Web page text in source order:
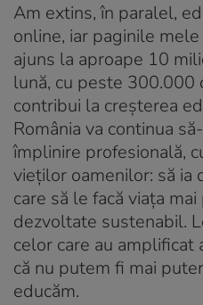
Am extins, în paralel,
online, iar paginile
ajuns la aproape 10
lună, cu peste 300.000
contribui la creșterea
România va continua
împlinire profesională,
vieților oamenilor: să ia
care să le facă viața
dezvoltate sustenabil.
celor care au amplificat
că nu putem fi mai
educăm.